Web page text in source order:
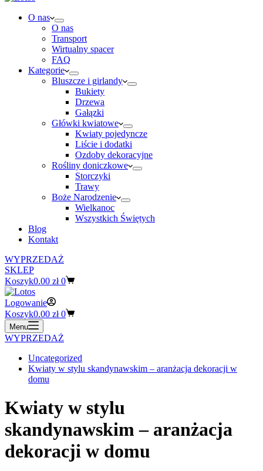
O nas
O nas
Transport
Wirtualny spacer
FAQ
Kategorie
Bluszcze i girlandy
Bukiety
Drzewa
Gałązki
Główki kwiatowe
Kwiaty pojedyncze
Liście i dodatki
Ozdoby dekoracyjne
Rośliny doniczkowe
Storczyki
Trawy
Boże Narodzenie
Wielkanoc
Wszystkich Świętych
Blog
Kontakt
WYPRZEDAŻ
SKLEP
Koszyk0.00 zł 0
Logowanie
Koszyk0.00 zł 0
Menu
WYPRZEDAŻ
Uncategorized
Kwiaty w stylu skandynawskim – aranżacja dekoracji w
domu
Kwiaty w stylu
skandynawskim – aranżacja
dekoracji w domu